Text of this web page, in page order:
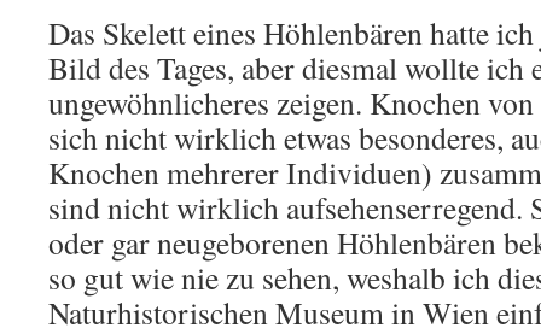
Das Skelett eines Höhlenbären hatte
Bild des Tages, aber diesmal wollte ich
ungewöhnlicheres zeigen. Knochen
sich nicht wirklich etwas besonderes,
Knochen mehrerer Individuen)
sind nicht wirklich aufsehenserregend.
oder gar neugeborenen Höhlenbären
so gut wie nie zu sehen, weshalb ich
Naturhistorischen Museum in Wien